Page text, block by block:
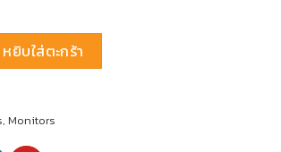
ThinkVision M14d 2.2K 2240 x 1400
หยิบใส่ตะกร้า
, Monitors